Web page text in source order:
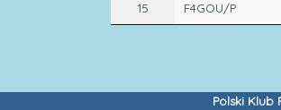
15 F4GOU/P
Polski Klub